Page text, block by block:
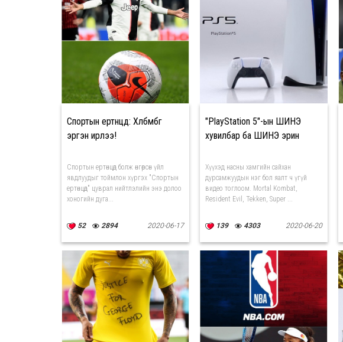
Спортын ертөнцөд: Хөлбөмбөг
эргэн ирлээ!
Спортын ертөнцөд болж өнгөрсөн үйл
явдлуудыг тоймлон хүргэх "Спортын
ертөнцөд" цуврал нийтлэлийн энэ долоо
хоногийн дуга...
52 2894 2020-06-17
"PlayStation 5"-ын ШИНЭ
хувилбар ба ШИНЭ эрин
Хүүхэд насны хамгийн сайхан
дурсамжуудын нэг бол яалт ч үгүй
видео тоглоом. Mortal Kombat,
Resident Evil, Tekken, Super ...
139 4303 2020-06-20